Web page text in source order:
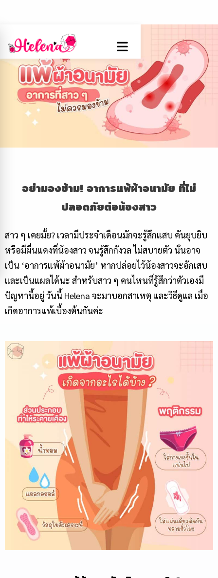
อย่ามองข้าม! อาการแพ้ผ้าอนามัย ที่ไม่
ปลอดภัยต่อน้องสาว
สาว ๆ เคยมั้ย? เวลามีประจำเดือนมักจะรู้สึกแสบ คันยุบยิบ
หรือมีผื่นแดงที่น้องสาว จนรู้สึกกังวล ไม่สบายตัว นั่นอาจ
เป็น ‘อาการแพ้ผ้าอนามัย’ หากปล่อยไว้น้องสาวจะอักเสบ
และเป็นแผลได้นะ สำหรับสาว ๆ คนไหนที่รู้สึกว่าตัวเองมี
ปัญหานี้อยู่ วันนี้ Helena จะมาบอกสาเหตุ และวิธีดูแล เมื่อ
เกิดอาการแพ้เบื้องต้นกันค่ะ